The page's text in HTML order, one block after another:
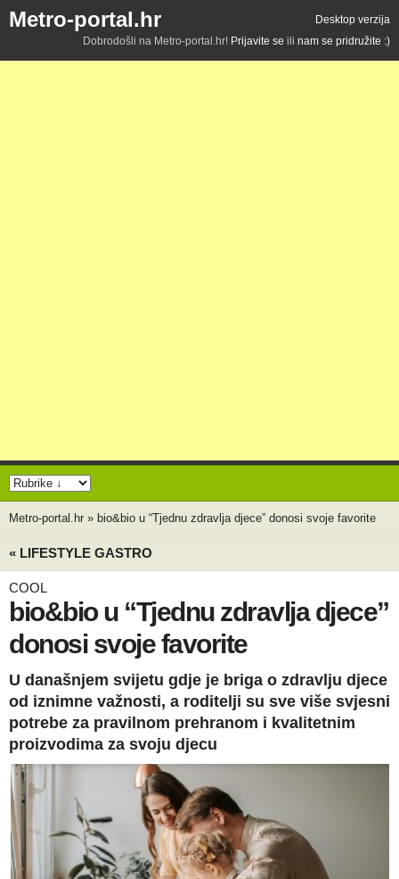
Metro-portal.hr
Desktop verzija
Dobrodošli na Metro-portal.hr! Prijavite se ili nam se pridružite :)
Metro-portal.hr » bio&bio u “Tjednu zdravlja djece” donosi svoje favorite
« LIFESTYLE GASTRO
COOL
bio&bio u “Tjednu zdravlja djece”
donosi svoje favorite
U današnjem svijetu gdje je briga o zdravlju djece
od iznimne važnosti, a roditelji su sve više svjesni
potrebe za pravilnom prehranom i kvalitetnim
proizvodima za svoju djecu